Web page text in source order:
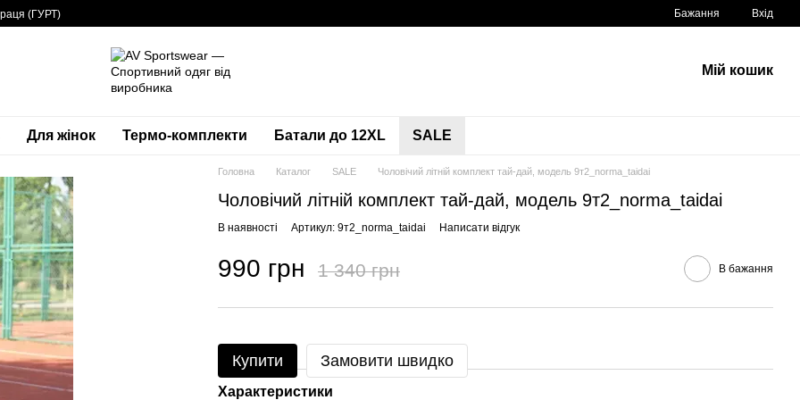
(ГУРТ) Бажання Вхід
Мій кошик
Для жінок Термо-комплекти Батали до 12XL SALE
Головна Каталог SALE Чоловічий літній комплект тай-дай, модель 9т2_norma_taidai
Чоловічий літній комплект тай-дай, модель 9т2_norma_taidai
В наявності Артикул: 9т2_norma_taidai Написати відгук
990 грн 1 340 грн В бажання
Купити Замовити швидко
Характеристики